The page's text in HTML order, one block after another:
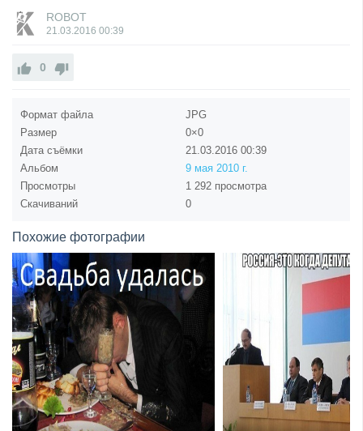
ROBOT
21.03.2016 00:39
0
Формат файла
JPG
Размер
0×0
Дата съёмки
21.03.2016 00:39
Альбом
9 мая 2010 г.
Просмотры
1 292 просмотра
Скачиваний
0
Похожие фотографии